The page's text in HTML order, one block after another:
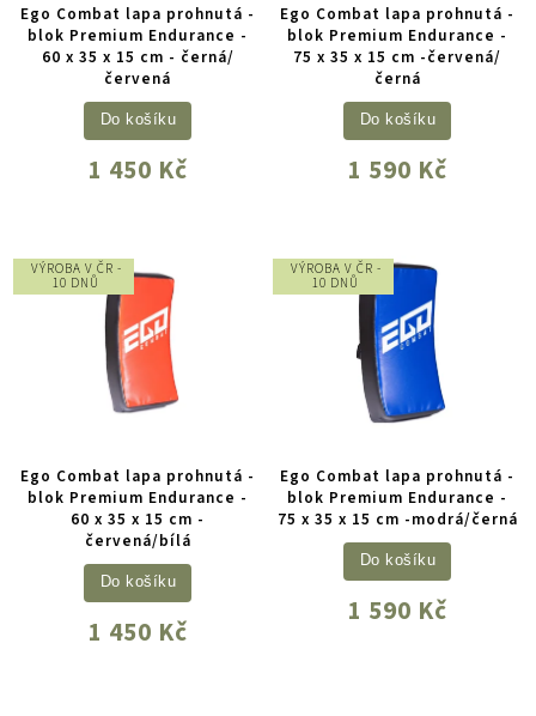
Ego Combat lapa prohnutá -
blok Premium Endurance -
60 x 35 x 15 cm - černá/
červená
1 450 Kč
Do košíku
Ego Combat lapa prohnutá -
blok Premium Endurance -
75 x 35 x 15 cm -červená/
černá
1 590 Kč
Do košíku
VÝROBA V ČR -
10 DNŮ
Ego Combat lapa prohnutá -
blok Premium Endurance -
60 x 35 x 15 cm -
červená/bílá
1 450 Kč
Do košíku
VÝROBA V ČR -
10 DNŮ
Ego Combat lapa prohnutá -
blok Premium Endurance -
75 x 35 x 15 cm -modrá/černá
1 590 Kč
Do košíku